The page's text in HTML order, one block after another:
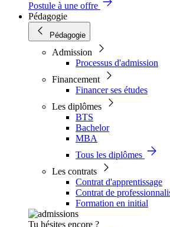
Postule à une offre
Pédagogie
Pédagogie
Admission
Processus d'admission
Financement
Financer ses études
Les diplômes
BTS
Bachelor
MBA
Tous les diplômes
Les contrats
Contrat d'apprentissage
Contrat de
Formation en initial
Tu hésites encore ?